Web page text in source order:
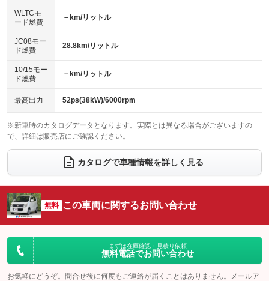
センターデフロック
：装備なし
電動格納ミラー
：装備あり
エアロ
：装備なし
：装備なし
パワーシート
ベンチシート
：装備あり
チップアップシート
：装備なし
：装備なし ：装備あり
ウォークスルー
：装備なし
電動リアゲート フロントカメラ
：装備なし
：装備なし ：装備なし
サイドカメラ
：装備なし ルーフレール
：装備なし
：装備なし
：装備なし
WLTCモ
ード燃費
－km/リットル
JC08モー
ド燃費
28.8km/リットル
10/15モー
ド燃費
－km/リットル
最高出力 52ps(38kW)/6000rpm
※新車時のカタログデータとなります。実際とは異なる場合がございますの
で、詳細は販売店にご確認ください。
カタログで車種情報を詳しく見る
無料 この車両に関するお問い合わせ
まずは在庫確認・見積り依頼
無料電話でお問い合わせ
お気軽にどうぞ。問合せ後に何度もご連絡が届くことはありません。メールア